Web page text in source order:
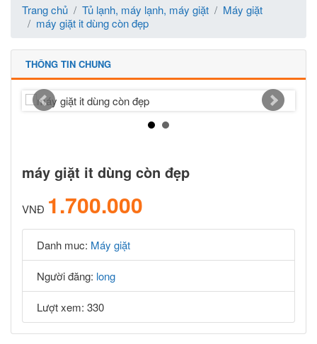
Trang chủ Tủ lạnh, máy lạnh, máy giặt
Máy giặt
máy giặt it dùng còn đẹp
THÔNG TIN CHUNG
máy giặt it dùng còn đẹp
VNĐ 1.700.000
Danh muc: Máy giặt
Người đăng: long
Lượt xem: 330